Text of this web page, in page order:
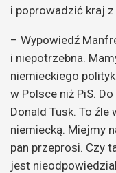
i poprowadzić kraj
– Wypowiedź
i niepotrzebna.
niemieckiego
w Polsce niż PiS.
Donald Tusk. To
niemiecką. Miejmy
pan przeprosi. Czy
jest